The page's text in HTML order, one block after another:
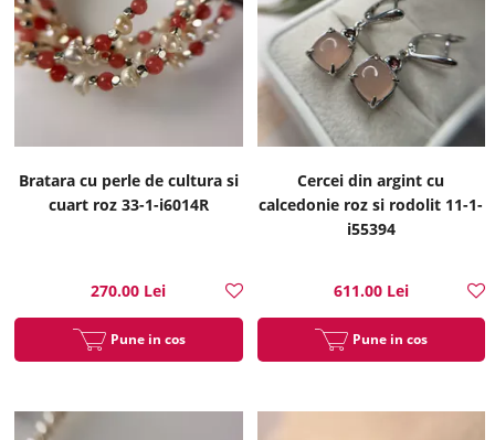
Bratara cu perle de cultura si
cuart roz 33-1-i6014R
270.00 Lei
Pune in cos
Cercei din argint cu
calcedonie roz si rodolit 11-1-
i55394
611.00 Lei
Pune in cos